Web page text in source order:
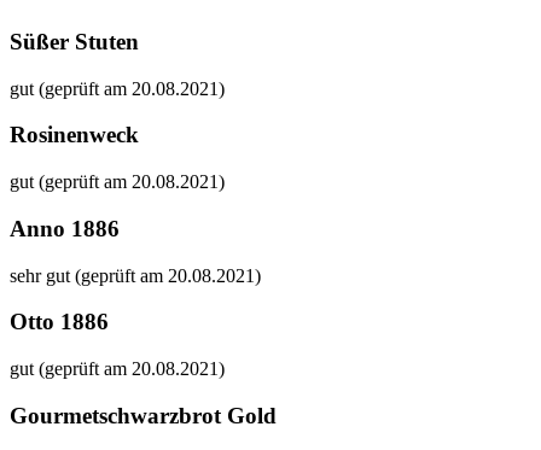
Süßer Stuten
gut (geprüft am 20.08.2021)
Rosinenweck
gut (geprüft am 20.08.2021)
Anno 1886
sehr gut (geprüft am 20.08.2021)
Otto 1886
gut (geprüft am 20.08.2021)
Gourmetschwarzbrot Gold